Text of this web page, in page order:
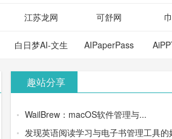
江苏龙网 可舒网
白日梦AI-文生
视频类AIGC
AIPaperPass
千字大纲
趣站分享
WailBrew：macOS软件管理与...
发现英语阅读学习与电子书管理工具的